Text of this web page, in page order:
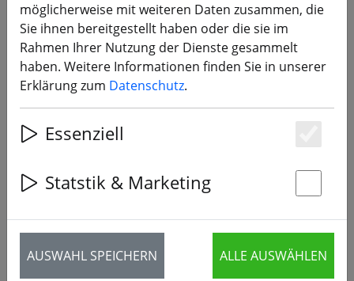
FlyFishRC Volador 5 Arm Guards 3D
Druck TPU schwarz (4 Stück)
‹ ›
möglicherweise mit weiteren Daten zusammen, die
Sie ihnen bereitgestellt haben oder die sie im
Rahmen Ihrer Nutzung der Dienste gesammelt
haben. Weitere Informationen finden Sie in unserer
Erklärung zum Datenschutz.
Essenziell
Statstik & Marketing
AUSWAHL SPEICHERN ALLE AUSWÄHLEN